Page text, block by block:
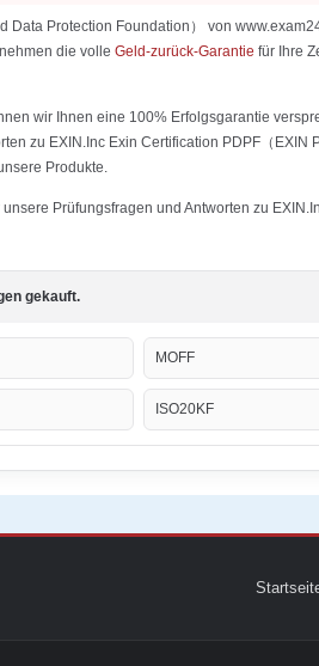
Protection Foundation） von
die volle Geld-zurück-Garantie für Ihre
wir Ihnen eine 100% Erfolgsgarantie
zu EXIN.Inc Exin Certification PDPF（
Produkte.
Prüfungsfragen und Antworten zu
gekauft.
MOFF
ISO20KF